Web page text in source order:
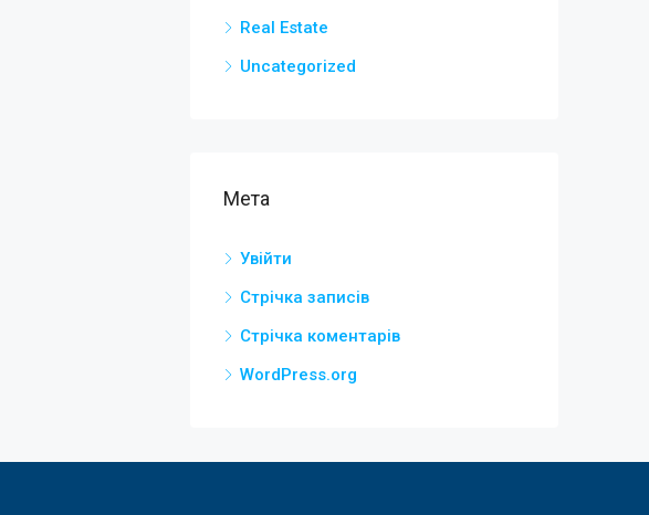
Real Estate
Uncategorized
Мета
Увійти
Стрічка записів
Стрічка коментарів
WordPress.org